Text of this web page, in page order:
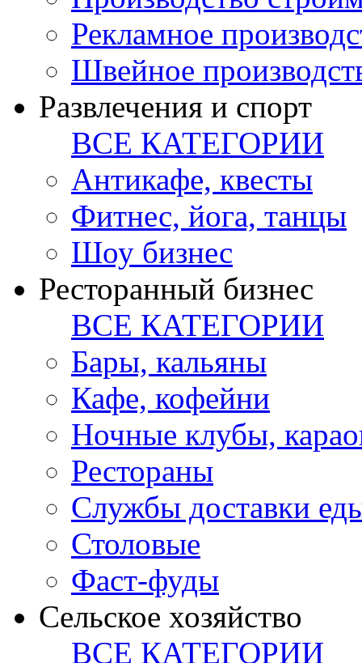
Рекламное
Швейное
Развлечения и спорт
ВСЕ КАТЕГОРИИ
Антикафе, квесты
Фитнес, йога, танцы
Шоу бизнес
Ресторанный бизнес
ВСЕ КАТЕГОРИИ
Бары, кальяны
Кафе, кофейни
Ночные клубы,
Рестораны
Службы доставки
Столовые
Фаст-фуды
Сельское хозяйство
ВСЕ КАТЕГОРИИ